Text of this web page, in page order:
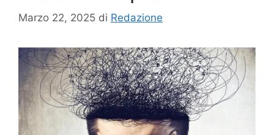
Marzo 22, 2025 di Redazione